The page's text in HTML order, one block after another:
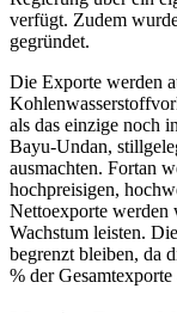
verfügt. Zudem
gegründet.
Die Exporte werden
als das einzige noch
Bayu-Undan,
ausmachten. Fortan
hochpreisigen,
Nettoexporte werden
Wachstum leisten.
begrenzt bleiben, da
% der Gesamtexporte